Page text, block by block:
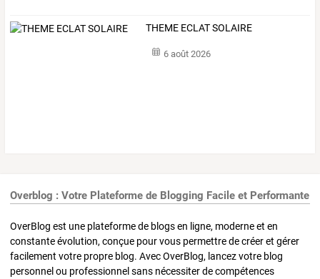
THEME ECLAT SOLAIRE
6 août 2026
Overblog : Votre Plateforme de Blogging Facile et Performante
OverBlog est une plateforme de blogs en ligne, moderne et en
constante évolution, conçue pour vous permettre de créer et gérer
facilement votre propre blog. Avec OverBlog, lancez votre blog
personnel ou professionnel sans nécessiter de compétences